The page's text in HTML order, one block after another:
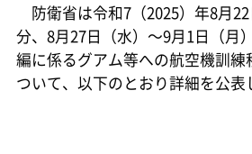
防衛省は令和7（2025）年8月
分、8月27日（水）～9月1日（月
編に係るグアム等への航空機訓練
ついて、以下のとおり詳細を公表